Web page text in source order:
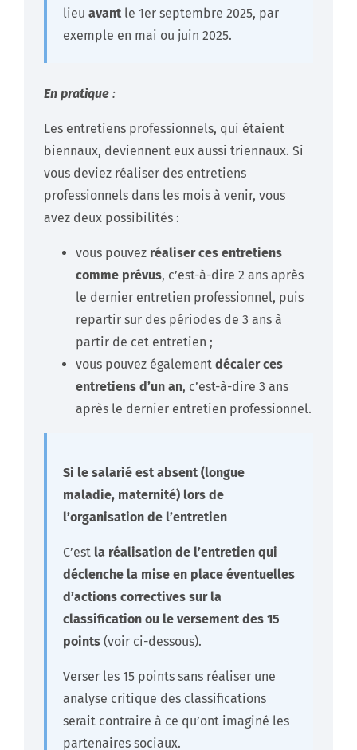
lieu avant le 1er septembre 2025, par
exemple en mai ou juin 2025.
En pratique :
Les entretiens professionnels, qui étaient
biennaux, deviennent eux aussi triennaux. Si
vous deviez réaliser des entretiens
professionnels dans les mois à venir, vous
avez deux possibilités :
vous pouvez réaliser ces entretiens
comme prévus, c’est-à-dire 2 ans après
le dernier entretien professionnel, puis
repartir sur des périodes de 3 ans à
partir de cet entretien ;
vous pouvez également décaler ces
entretiens d’un an, c’est-à-dire 3 ans
après le dernier entretien professionnel.​
Si le salarié est absent (longue
maladie, maternité) lors de
l’organisation de l’entretien
C’est la réalisation de l’entretien qui
déclenche la mise en place éventuelles
d’actions correctives sur la
classification ou le versement des 15
points (voir ci-dessous).
Verser les 15 points sans réaliser une
analyse critique des classifications
serait contraire à ce qu’ont imaginé les
partenaires sociaux.